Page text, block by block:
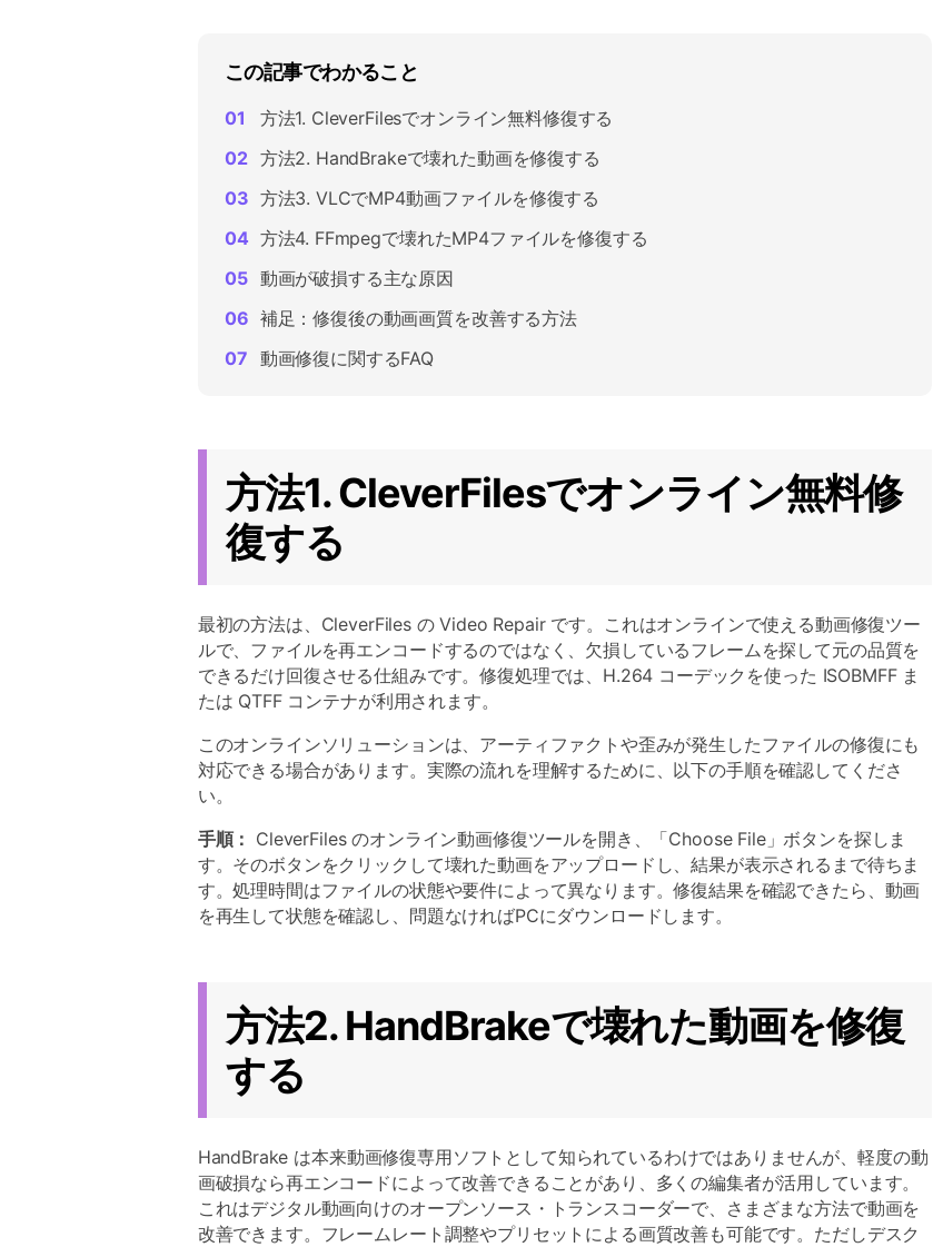
この記事でわかること
方法1. CleverFilesでオンライン無料修復する
方法2. HandBrakeで壊れた動画を修復する
方法3. VLCでMP4動画ファイルを修復する
方法4. FFmpegで壊れたMP4ファイルを修復する
動画が破損する主な原因
補足：修復後の動画画質を改善する方法
動画修復に関するFAQ
方法1. CleverFilesでオンライン無料修
復する
最初の方法は、CleverFiles の Video Repair です。これはオンラインで使える動画修復ツー
ルで、ファイルを再エンコードするのではなく、欠損しているフレームを探して元の品質を
できるだけ回復させる仕組みです。修復処理では、H.264 コーデックを使った ISOBMFF ま
たは QTFF コンテナが利用されます。
このオンラインソリューションは、アーティファクトや歪みが発生したファイルの修復にも
対応できる場合があります。実際の流れを理解するために、以下の手順を確認してくださ
い。
手順： CleverFiles のオンライン動画修復ツールを開き、「Choose File」ボタンを探しま
す。そのボタンをクリックして壊れた動画をアップロードし、結果が表示されるまで待ちま
す。処理時間はファイルの状態や要件によって異なります。修復結果を確認できたら、動画
を再生して状態を確認し、問題なければPCにダウンロードします。
方法2. HandBrakeで壊れた動画を修復
する
HandBrake は本来動画修復専用ソフトとして知られているわけではありませんが、軽度の動
画破損なら再エンコードによって改善できることがあり、多くの編集者が活用しています。
これはデジタル動画向けのオープンソース・トランスコーダーで、さまざまな方法で動画を
改善できます。フレームレート調整やプリセットによる画質改善も可能です。ただしデスク